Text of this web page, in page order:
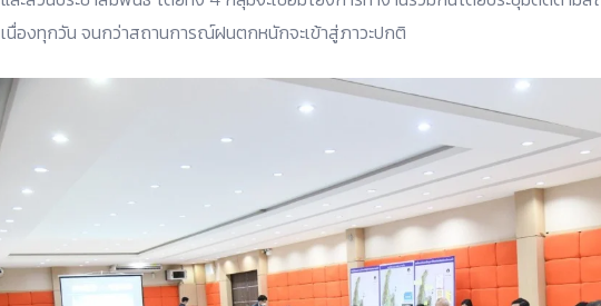
เนื่องทุกวัน จนกว่าสถานการณ์ฝนตกหนักจะเข้าสู่ภาวะปกติ